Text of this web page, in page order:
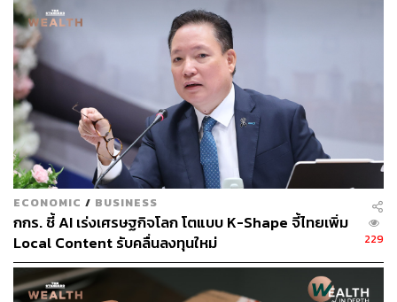
ในระยะหลังพบว่าพฤติกรรมของลูกหนี้หันไปก่อหนี้สินเชื่อ
ส่วนบุคคลเพื่อพยุงการบริโภคมากขึ้น โดยหากพิจารณา
สัดส่วนจำนวนบัญชีสินเชื่อต่อจำนวนบัญชีทั้งหมดของลูกหนี้
ตั้งแต่อายุ 20-80 ปี พบว่า ลูกหนี้ตลอดทุกช่วงอายุมีสัดส่วน
บัญชีสินเชื่อส่วนบุคคลมากกว่า 40% ของบัญชีทั้งหมด
นอกจากนี้ ยังพบว่า สัดส่วนจำนวนบัญชีหนี้ส่วนบุคคลทั้งบัตร
เครดิตและสินเชื่อส่วนบุคคลในกลุ่มคนที่ยังไม่มีภาระสินเชื่อ
บ้านหรือรถยนต์สูงถึง 12.1 ล้านบัญชี ขณะที่จำนวนบัญชีและ
ภาระหนี้สินเชื่อส่วนบุคคลที่ผูกกับสินเชื่อบ้านและ/หรือ
รถยนต์ มีสัดส่วน 28.2% ของบัญชีสินเชื่อทั้งหมด (หรือ 6.6
ล้านบัญชี) เพิ่มขึ้นจาก 26.2% ของบัญชีสินเชื่อทั้งหมดในปี
2561 ซึ่งสวนทางกับสัดส่วนหนี้บ้านหรือหนี้รถที่มักจะเพิ่มขึ้น
ในช่วงของลูกหนี้ในวัยทำงานเป็นหลัก
ECONOMIC / BUSINESS
กกร. ชี้ AI เร่งเศรษฐกิจโลก โตแบบ K-Shape จี้ไทยเพิ่ม
Local Content รับคลื่นลงทุนใหม่
229